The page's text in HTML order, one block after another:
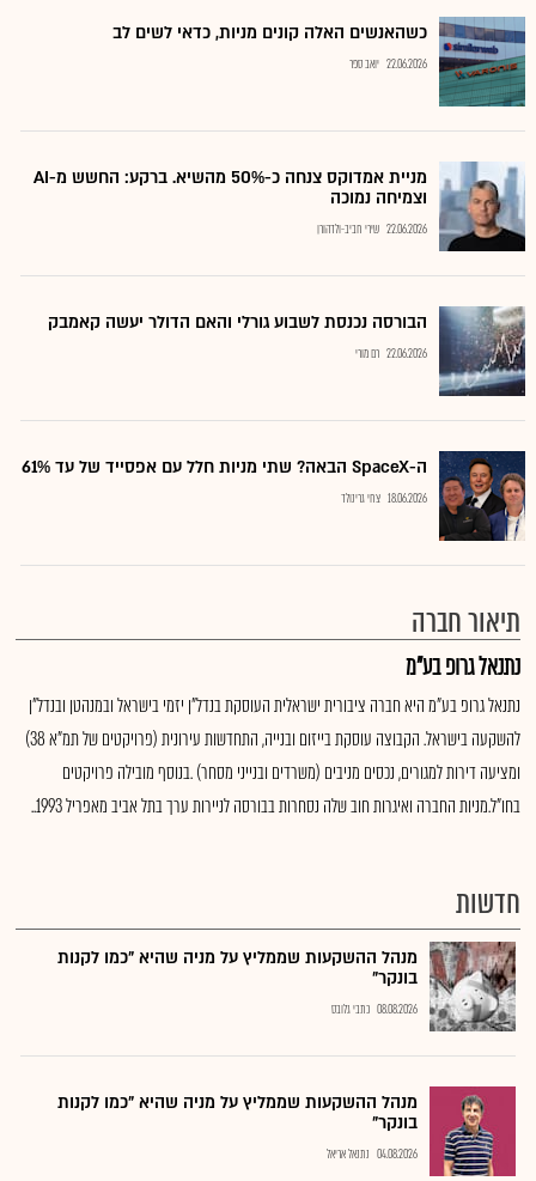
כשהאנשים האלה קונים מניות, כדאי לשים לב
22.06.2026 יואב ספר
מניית אמדוקס צנחה כ-50% מהשיא. ברקע: החשש מ-AI
וצמיחה נמוכה
22.06.2026 שירי חביב-ולדהורן
הבורסה נכנסת לשבוע גורלי והאם הדולר יעשה קאמבק
22.06.2026 רם מורי
ה-SpaceX הבאה? שתי מניות חלל עם אפסייד של עד 61%
18.06.2026 צחי גרינולד
תיאור חברה
נתנאל גרופ בע"מ
נתנאל גרופ בע"מ היא חברה ציבורית ישראלית העוסקת בנדל"ן יזמי בישראל ובמנהטן ובנדל"ן
להשקעה בישראל. הקבוצה עוסקת בייזום ובנייה, התחדשות עירונית (פרויקטים של תמ"א 38)
ומציעה דירות למגורים, נכסים מניבים (משרדים ובנייני מסחר) .בנוסף מובילה פרויקטים
בחו"ל.מניות החברה ואיגרות חוב שלה נסחרות בבורסה לניירות ערך בתל אביב מאפריל 1993..
חדשות
מנהל ההשקעות שממליץ על מניה שהיא "כמו לקנות
בונקר"
08.08.2026 כתבי גלובס
מנהל ההשקעות שממליץ על מניה שהיא "כמו לקנות
בונקר"
04.08.2026 נתנאל אריאל